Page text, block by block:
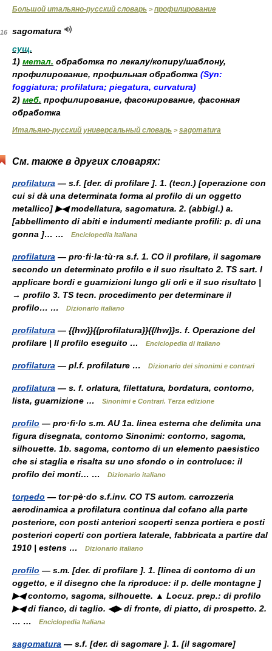
Большой итальяно-русский словарь >профилирование
16
sagomatura
сущ.
1) метал. обработка по лекалу/копиру/шаблону,
профилирование, профильная обработка (Syn:
foggiatura; profilatura; piegatura, curvatura)
2) меб. профилирование, фасонирование, фасонная
обработка
Итальяно-русский универсальный словарь >sagomatura
См. также в других словарях:
profilatura — s.f. [der. di profilare ]. 1. (tecn.) [operazione con
cui si dà una determinata forma al profilo di un oggetto
metallico] ▶◀ modellatura, sagomatura. 2. (abbigl.) a.
[abbellimento di abiti e indumenti mediante profili: p. di una
gonna ]… …
Enciclopedia Italiana
profilatura — pro·fi·la·tù·ra s.f. 1. CO il profilare, il sagomare
secondo un determinato profilo e il suo risultato 2. TS sart. l
applicare bordi e guarnizioni lungo gli orli e il suo risultato |
→ profilo 3. TS tecn. procedimento per determinare il
profilo… …
Dizionario italiano
profilatura — {{hw}}{{profilatura}}{{/hw}}s. f. Operazione del
profilare | Il profilo eseguito …
Enciclopedia di italiano
profilatura — pl.f. profilature … Dizionario dei sinonimi e contrari
profilatura — s. f. orlatura, filettatura, bordatura, contorno,
lista, guarnizione …
Sinonimi e Contrari. Terza edizione
profilo — pro·fì·lo s.m. AU 1a. linea esterna che delimita una
figura disegnata, contorno Sinonimi: contorno, sagoma,
silhouette. 1b. sagoma, contorno di un elemento paesistico
che si staglia e risalta su uno sfondo o in controluce: il
profilo dei monti… …
Dizionario italiano
torpedo — tor·pè·do s.f.inv. CO TS autom. carrozzeria
aerodinamica a profilatura continua dal cofano alla parte
posteriore, con posti anteriori scoperti senza portiera e posti
posteriori coperti con portiera laterale, fabbricata a partire dal
1910 | estens …
Dizionario italiano
profilo — s.m. [der. di profilare ]. 1. [linea di contorno di un
oggetto, e il disegno che la riproduce: il p. delle montagne ]
▶◀ contorno, sagoma, silhouette. ▲ Locuz. prep.: di profilo
▶◀ di fianco, di taglio. ◀▶ di fronte, di piatto, di prospetto. 2.
… …
Enciclopedia Italiana
sagomatura — s.f. [der. di sagomare ]. 1. [il sagomare]